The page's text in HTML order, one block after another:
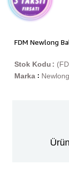
FDM Newlong
Stok Kodu
Marka : Newlong